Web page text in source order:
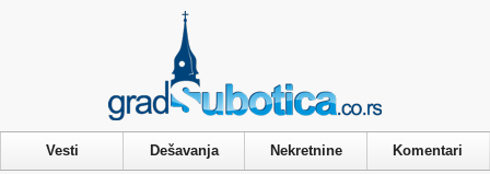
Vesti Dešavanja Nekretnine Komentari
Privacy & Cookies Policy